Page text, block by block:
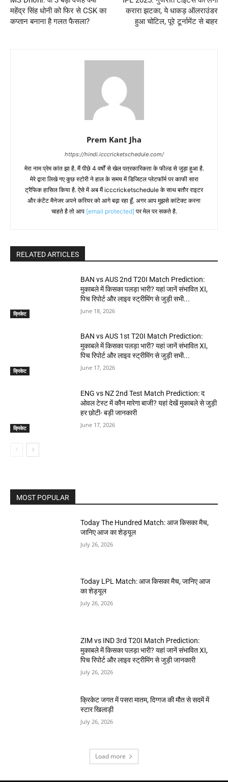
महेंद्र सिंह धोनी को फिर से CSK का
कप्तान बनाना है गलत फैसला?
करारा झटका, ये धाकड़ ऑलराउंडर
हुआ चोटिल, पूरे टूर्नामेंट से बाहर
Prem Kant Jha
https://hindi.icccricketschedule.com/
मेरा नाम प्रेम कांत झा है. मैं पीछे 4 वर्षों से खेल पत्रकारिकता के फील्ड से जुड़ा हुआ है.
मेरे द्वारा लिखे गए कुछ स्टोरी ने हाल के समय में डिजिटल प्लेटफॉर्म पर काफी सारा
ट्रैफिक हासिल किया है. ऐसे में अब मैं icccricketschedule के साथ बतौर राइटर
और कंटेंट मैनेजर अपने करियर को आगे बढ़ा रहा हूँ. अगर आप मुझसे कांटेक्ट करना
चाहते है तो आप [email protected] पर मेल पर सकते है.
RELATED ARTICLES
क्रिकेट
BAN vs AUS 2nd T20I Match Prediction:
मुकाबले में किसका पलड़ा भारी? यहां जानें संभावित XI,
पिच रिपोर्ट और लाइव स्ट्रीमिंग से जुड़ी सभी...
June 18, 2026
क्रिकेट
BAN vs AUS 1st T20I Match Prediction:
मुकाबले में किसका पलड़ा भारी? यहां जानें संभावित XI,
पिच रिपोर्ट और लाइव स्ट्रीमिंग से जुड़ी सभी...
June 17, 2026
क्रिकेट
ENG vs NZ 2nd Test Match Prediction: द
ओवल टेस्ट में कौन मारेगा बाजी? यहां देखें मुकाबले से जुड़ी
हर छोटी- बड़ी जानकारी
June 17, 2026
MOST POPULAR
Today The Hundred Match: आज किसका मैच,
जानिए आज का शेड्यूल
July 26, 2026
Today LPL Match: आज किसका मैच, जानिए आज
का शेड्यूल
July 26, 2026
ZIM vs IND 3rd T20I Match Prediction:
मुकाबले में किसका पलड़ा भारी? यहां जानें संभावित XI,
पिच रिपोर्ट और लाइव स्ट्रीमिंग से जुड़ी जानकारी
July 26, 2026
क्रिकेट जगत में पसरा मातम, दिग्गज की मौत से सदमें में
स्टार खिलाड़ी
July 26, 2026
Load more